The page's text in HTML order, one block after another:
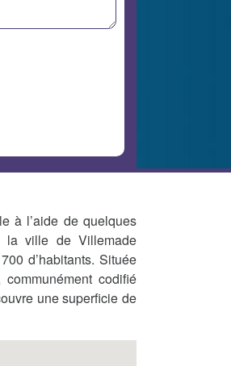
à l’aide de quelques
la ville de Villemade
d’habitants. Située
codifié
une superficie de